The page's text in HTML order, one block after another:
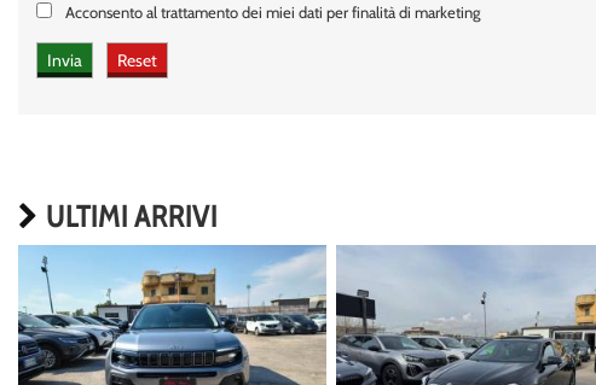
Acconsento al trattamento dei miei dati per finalità di marketing
ULTIMI ARRIVI